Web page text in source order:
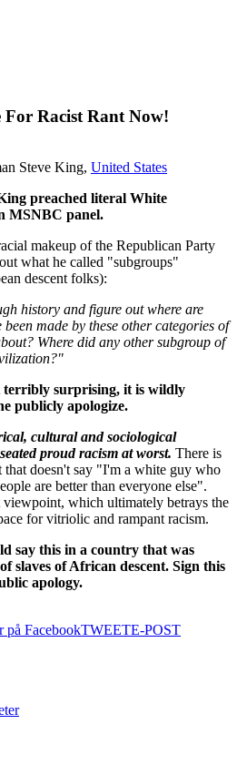
For Racist Rant Now!
Steve King, United States
preached literal White
MSNBC panel.
makeup of the Republican Party
what he called "subgroups"
descent folks):
history and figure out where are
made by these other categories of
Where did any other subgroup of
terribly surprising, it is wildly
publicly apologize.
cultural and sociological
proud racism at worst. There is
doesn't say "I'm a white guy who
are better than everyone else".
viewpoint, which ultimately betrays the
for vitriolic and rampant racism.
say this in a country that was
slaves of African descent. Sign this
apology.
på FacebookTWEETE-POST